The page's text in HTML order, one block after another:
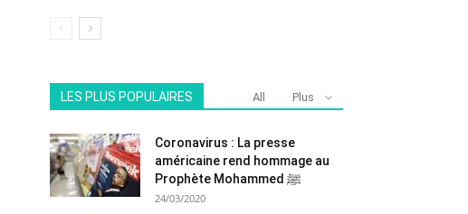
LES PLUS POPULAIRES All Plus
Coronavirus : La presse
américaine rend hommage au
Prophète Mohammed ﷺ
24/03/2020